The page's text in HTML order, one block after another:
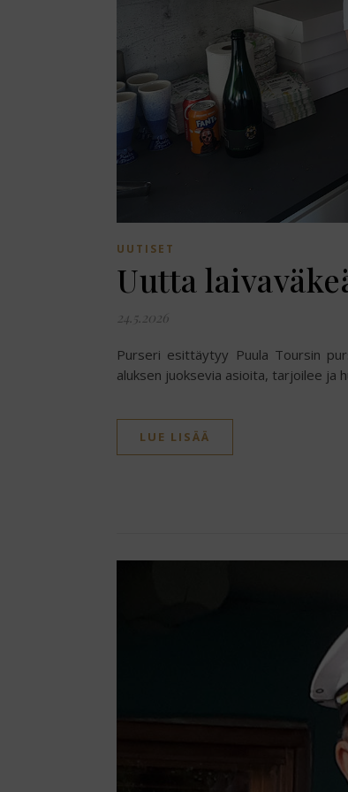
UUTISET
Uutta
24.5.2026
Purseri esittäytyy Puula Toursin
aluksen juoksevia asioita, tarjoilee ja
LUE LISÄÄ